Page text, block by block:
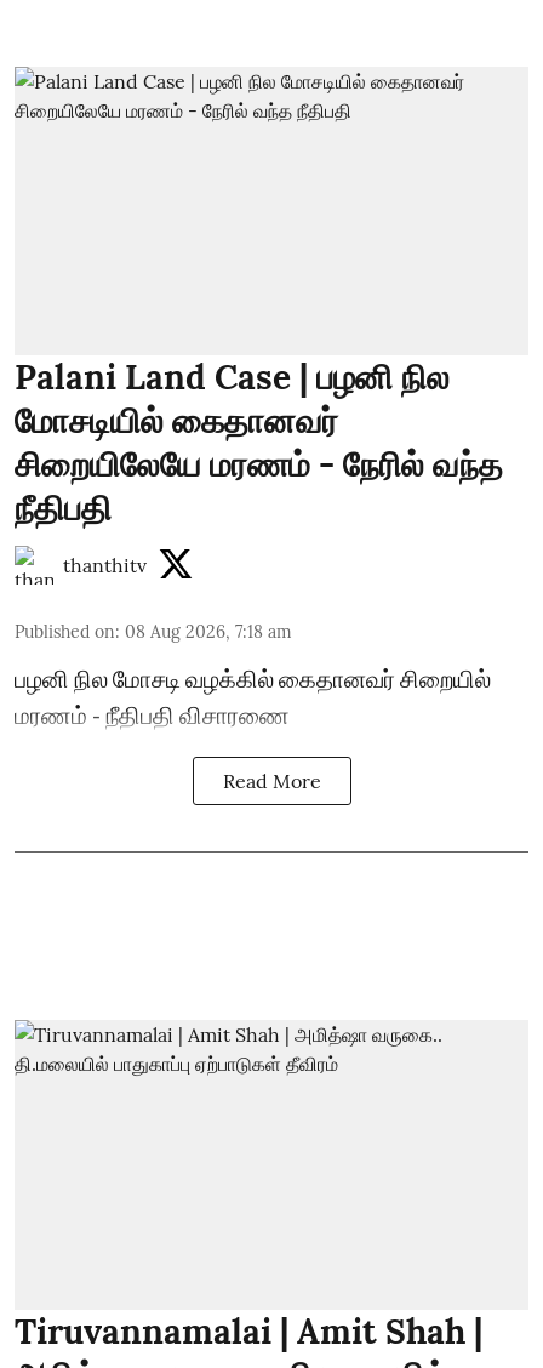
Palani Land Case | பழனி நில
மோசடியில் கைதானவர்
சிறையிலேயே மரணம் - நேரில் வந்த
நீதிபதி
thanthitv
Published on: 08 Aug 2026, 7:18 am
பழனி நில மோசடி வழக்கில் கைதானவர் சிறையில்
மரணம் - நீதிபதி விசாரணை
Read More
Tiruvannamalai | Amit Shah |